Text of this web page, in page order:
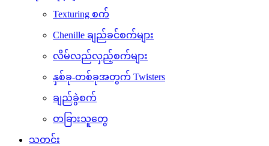
Texturing စက်
Chenille ချည်ခင်စက်များ
လိမ်လည်လှည့်စက်များ
နှစ်ခု-တစ်ခုအတွက် Twisters
ချည်ခွဲစက်
တခြားသူတွေ
သတင်း